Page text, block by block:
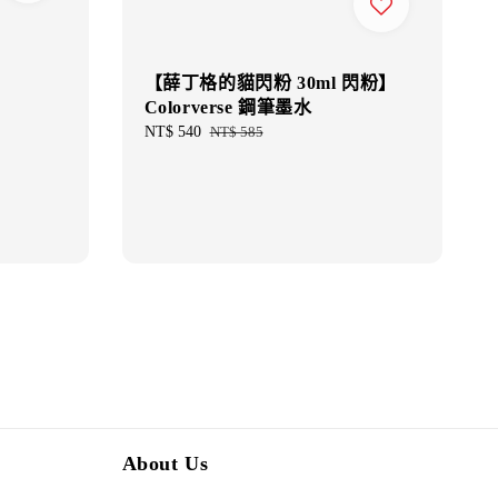
【薛丁格的貓閃粉 30ml 閃粉】
Colorverse 鋼筆墨水
Sale
NT$ 540 Regular
NT$ 585
About Us